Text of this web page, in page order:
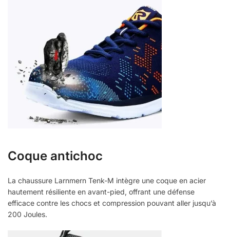
Coque antichoc
La chaussure Larnmern Tenk-M intègre une coque en acier
hautement résiliente en avant-pied, offrant une défense
efficace contre les chocs et compression pouvant aller jusqu’à
200 Joules.